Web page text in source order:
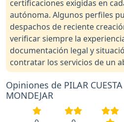
certificaciones exigidas en
autónoma. Algunos perfiles
despachos de reciente
verificar siempre la
documentación legal y
contratar los servicios de un
Opiniones de PILAR CUESTA
MONDEJAR